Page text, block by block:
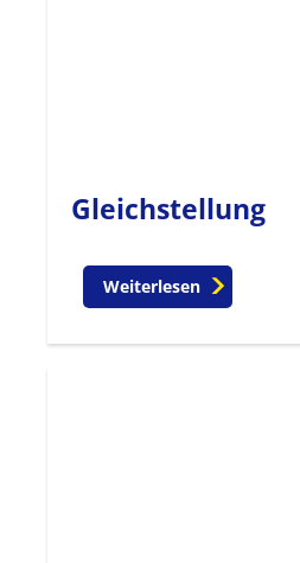
Gleichstellung
Weiterlesen